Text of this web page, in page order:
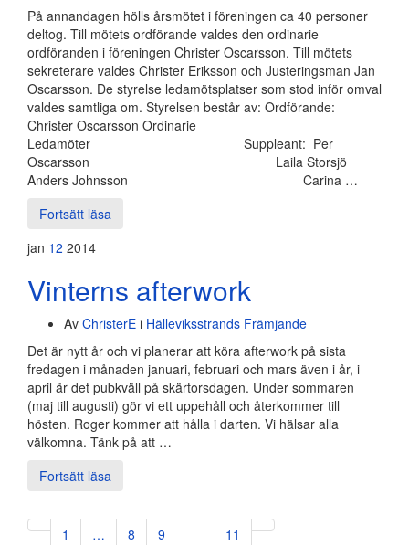
På annandagen hölls årsmötet i föreningen ca 40 personer
deltog. Till mötets ordförande valdes den ordinarie
ordföranden i föreningen Christer Oscarsson. Till mötets
sekreterare valdes Christer Eriksson och Justeringsman Jan
Oscarsson. De styrelse ledamötsplatser som stod inför omval
valdes samtliga om. Styrelsen består av: Ordförande:
Christer Oscarsson Ordinarie
Ledamöter Suppleant: Per
Oscarsson Laila Storsjö
Anders Johnsson Carina …
Fortsätt läsa
jan 12 2014
Vinterns afterwork
Av ChristerE i Hälleviksstrands Främjande
Det är nytt år och vi planerar att köra afterwork på sista
fredagen i månaden januari, februari och mars även i år, i
april är det pubkväll på skärtorsdagen. Under sommaren
(maj till augusti) gör vi ett uppehåll och återkommer till
hösten. Roger kommer att hålla i darten. Vi hälsar alla
välkomna. Tänk på att …
Fortsätt läsa
1 … 8 9 11